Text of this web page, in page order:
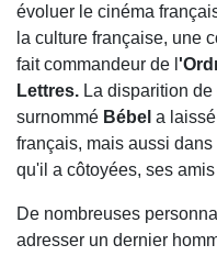
évoluer le cinéma
la culture française, une
fait commandeur de l
Lettres. La disparition
surnommé Bébel a
français, mais aussi
qu'il a côtoyées, ses
De nombreuses
adresser un dernier